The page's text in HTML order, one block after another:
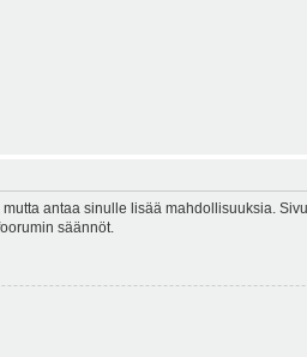
antaa sinulle lisää mahdollisuuksia.
säännöt.